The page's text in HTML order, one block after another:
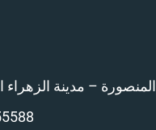
المنصورة – مدينة الزهراء امام